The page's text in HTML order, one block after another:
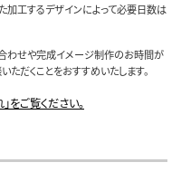
加工するデザインによって必要日数は
わせや完成イメージ制作のお時間が
だくことをおすすめいたします。
をご覧ください。